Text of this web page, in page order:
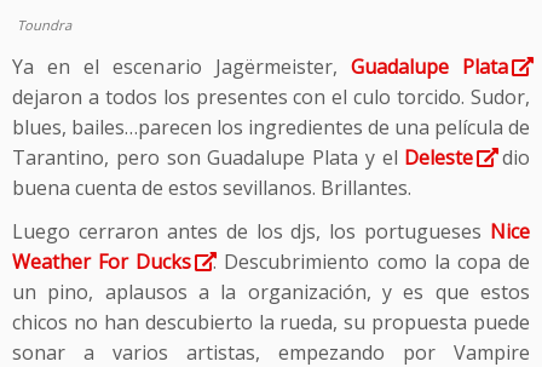
Toundra
Ya en el escenario Jagërmeister, Guadalupe Plata
dejaron a todos los presentes con el culo torcido. Sudor,
blues, bailes…parecen los ingredientes de una película de
Tarantino, pero son Guadalupe Plata y el Deleste
dio
buena cuenta de estos sevillanos. Brillantes.
Luego cerraron antes de los djs, los portugueses Nice
Weather For Ducks
. Descubrimiento como la copa de
un pino, aplausos a la organización, y es que estos
chicos no han descubierto la rueda, su propuesta puede
sonar a varios artistas, empezando por Vampire